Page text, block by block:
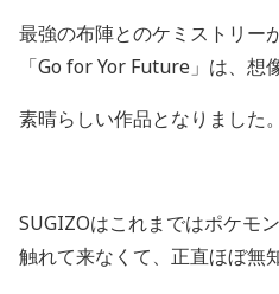
最強の布陣とのケミストリー
「Go for Yor Future 」は、想
素晴らしい作品となりました。
SUGIZOはこれまではポケモ
触れて来なくて、正直ほぼ無